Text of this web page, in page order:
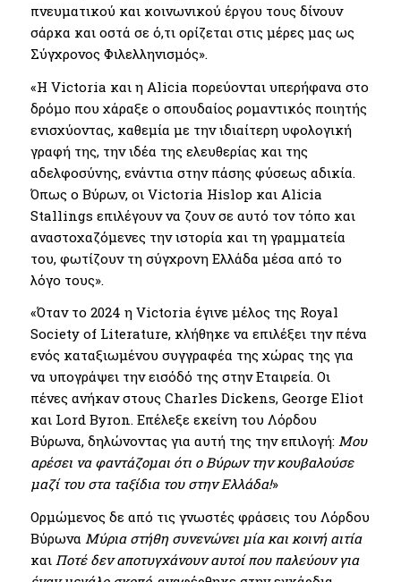
πνευματικού και κοινωνικού έργου τους δίνουν
σάρκα και οστά σε ό,τι ορίζεται στις μέρες μας ως
Σύγχρονος Φιλελληνισμός».
«Η Victoria και η Alicia πορεύονται υπερήφανα στο
δρόμο που χάραξε ο σπουδαίος ρομαντικός ποιητής
ενισχύοντας, καθεμία με την ιδιαίτερη υφολογική
γραφή της, την ιδέα της ελευθερίας και της
αδελφοσύνης, ενάντια στην πάσης φύσεως αδικία.
Όπως ο Βύρων, οι Victoria Hislop και Alicia
Stallings επιλέγουν να ζουν σε αυτό τον τόπο και
αναστοχαζόμενες την ιστορία και τη γραμματεία
του, φωτίζουν τη σύγχρονη Ελλάδα μέσα από το
λόγο τους».
«Όταν το 2024 η Victoria έγινε μέλος της Royal
Society of Literature, κλήθηκε να επιλέξει την πένα
ενός καταξιωμένου συγγραφέα της χώρας της για
να υπογράψει την εισόδό της στην Εταιρεία. Οι
πένες ανήκαν στους Charles Dickens, George Eliot
και Lord Byron. Επέλεξε εκείνη του Λόρδου
Βύρωνα, δηλώνοντας για αυτή της την επιλογή: Μου
αρέσει να φαντάζομαι ότι ο Βύρων την κουβαλούσε
μαζί του στα ταξίδια του στην Ελλάδα!»
Ορμώμενος δε από τις γνωστές φράσεις του Λόρδου
Βύρωνα Μύρια στήθη συνενώνει μία και κοινή αιτία
και Ποτέ δεν αποτυγχάνουν αυτοί που παλεύουν για